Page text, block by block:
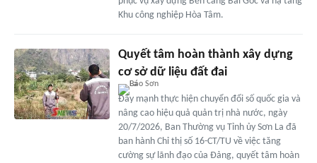
Khu công nghiệp Hòa Tâm.
Quyết tâm hoàn thành xây dựng
cơ sở dữ liệu đất đai
Đẩy mạnh thực hiện chuyển đổi số quốc gia và
nâng cao hiệu quả quản trị nhà nước, ngày
20/7/2026, Ban Thường vụ Tỉnh ủy Sơn La đã
ban hành Chỉ thị số 16-CT/TU về việc tăng
cường sự lãnh đạo của Đảng, quyết tâm hoàn